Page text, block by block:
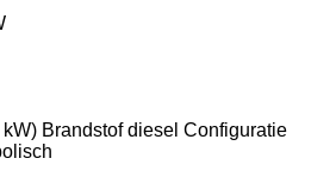
kW) Brandstof diesel Configuratie